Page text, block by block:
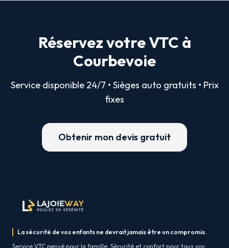
Réservez votre VTC à
Courbevoie
Service disponible 24/7 • Sièges auto gratuits • Prix
fixes
Obtenir mon devis gratuit
La sécurité de vos enfants ne devrait jamais être un compromis.
Service VTC pensé pour la famille. Sécurité et confort pour tous vos